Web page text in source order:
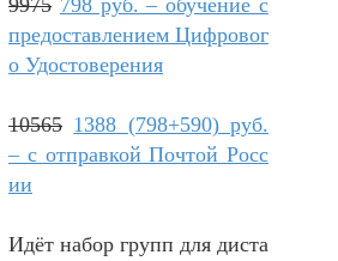
9975 798 руб. – обучение с
предоставлением Цифровог
о Удостоверения
10565 1388 (798+590) руб.
– с отправкой Почтой Росс
ии
Идёт набор групп для диста